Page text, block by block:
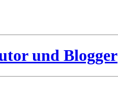
und Blogger